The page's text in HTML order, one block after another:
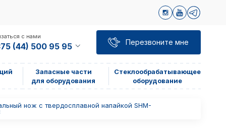
с нами
(44) 500 95 95 Перезвоните мне
Запасные части
для оборудования
Стеклообрабатывающее
оборудование
нож с твердосплавной напайкой SHM-